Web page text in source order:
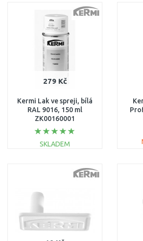
Porovnat
279 Kč
Kermi Lak ve spreji, bílá
RAL 9016, 150 ml
ZK00160001
SKLADEM